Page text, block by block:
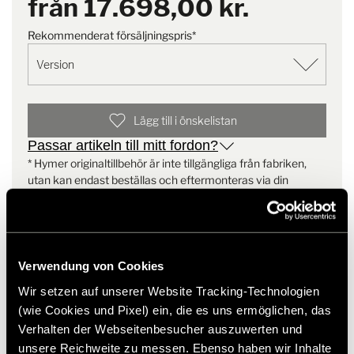
Verwendung von Cookies
Wir setzen auf unserer Website Tracking-Technologien
(wie Cookies und Pixel) ein, die es uns ermöglichen, das
Verhalten der Webseitenbesucher auszuwerten und
unsere Reichweite zu messen. Ebenso haben wir Inhalte
Omfattning av leverans:
1 del kommunikationskabel 1000 mm
1 st anslutningskabel för batteri S till säkringsbox
2025
Omfattning av leverans:
1 batteri S
1 säkring
Obs:För snabbare laddning av batterierna rekommenderar vi att
du beställer den extra originalladdaren
Artikelnummer: 8502874
Anmärkning
För att säkerställa snabbare
rekommenderar vi att du
beställer den extra
originalladdaren
från 17.698,00 kr.
Rekommenderat försäljningspris*
Lägg till i önskelistan
Passar artikeln till mitt fordon?
* Hymer originaltillbehör är inte tillgängliga från fabriken,
utan kan endast beställas och eftermonteras via din
Liknande produkter